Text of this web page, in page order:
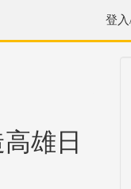
登
雄日